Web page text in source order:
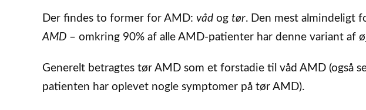
Der findes to former for AMD: våd og tør. Den mest almindeligt
AMD – omkring 90% af alle AMD-patienter har denne variant af
Generelt betragtes tør AMD som et forstadie til våd AMD (også
patienten har oplevet nogle symptomer på tør AMD).